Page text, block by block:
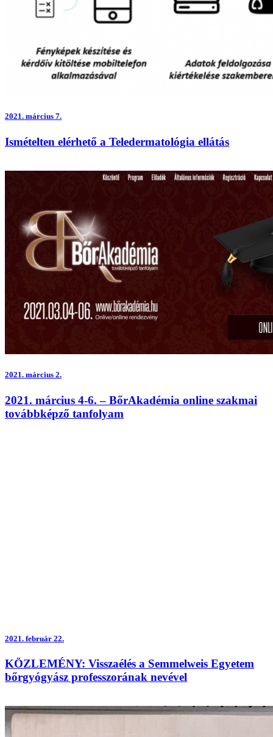
2021. március 7.
Ismételten elérhető a Teledermatológia ellátás
2021. március 2.
2021. március 4-6. – BőrAkadémia online szakmai
továbbképző tanfolyam
2021. február 22.
KÖZLEMÉNY: Visszaélés a Semmelweis Egyetem
bőrgyógyász professzorának nevével